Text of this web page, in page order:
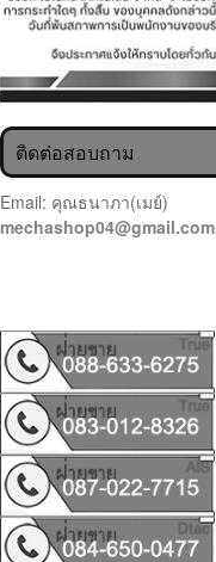
ติดต่อสอบถาม
Email: คุณธนาภา(เมย์)
mechashop04@gmail.com